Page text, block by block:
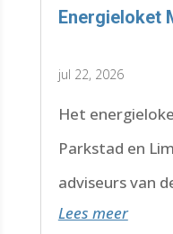
Energieloket
jul 22, 2026
Het
Parkstad en
adviseurs van
Limburg staan
Lees meer